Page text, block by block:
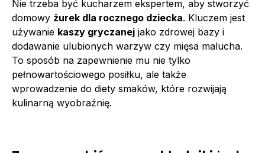
Nie trzeba być kucharzem ekspertem, aby stworzyć
domowy żurek dla rocznego dziecka. Kluczem jest
używanie kaszy gryczanej jako zdrowej bazy i
dodawanie ulubionych warzyw czy mięsa malucha.
To sposób na zapewnienie mu nie tylko
pełnowartościowego posiłku, ale także
wprowadzenie do diety smaków, które rozwijają
kulinarną wyobraźnię.